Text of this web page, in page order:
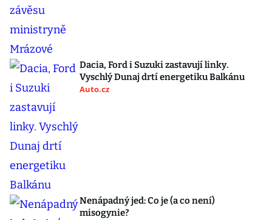
Dacia, Ford i Suzuki zastavují linky.
Vyschlý Dunaj drtí energetiku Balkánu
Auto.cz
Nenápadný jed: Co je (a co není)
misogynie?